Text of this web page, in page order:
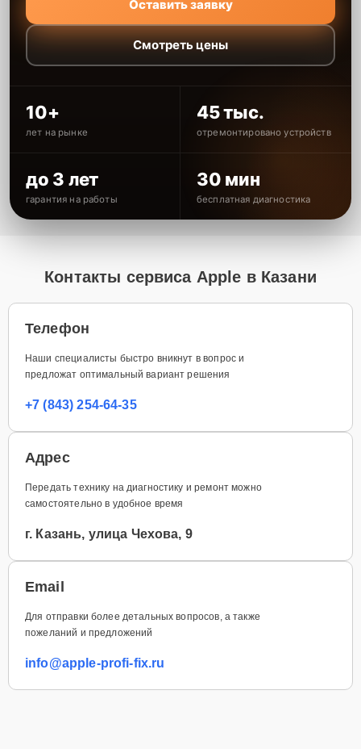
Оставить заявку
Смотреть цены
10+
лет на рынке
45 тыс.
отремонтировано устройств
до 3 лет
гарантия на работы
30 мин
бесплатная диагностика
Контакты сервиса Apple в Казани
Телефон
Наши специалисты быстро вникнут в вопрос и
предложат оптимальный вариант решения
+7 (843) 254-64-35
Адрес
Передать технику на диагностику и ремонт можно
самостоятельно в удобное время
г. Казань, улица Чехова, 9
Email
Для отправки более детальных вопросов, а также
пожеланий и предложений
info@apple-profi-fix.ru